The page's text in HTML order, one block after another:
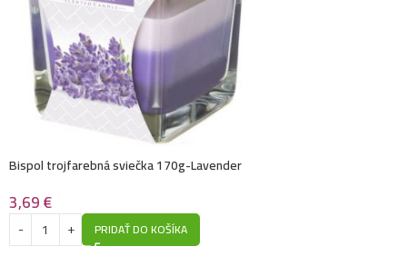
Bispol trojfarebná sviečka 170g-Lavender
3,69€
PRIDAŤ DO KOŠÍKA